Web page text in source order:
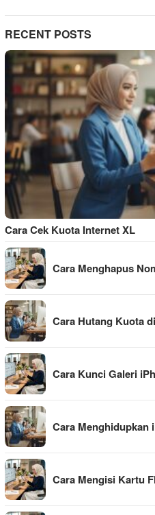
RECENT POSTS
Cara Cek Kuota Internet XL
Cara Menghapus
Cara Hutang Kuota
Cara Kunci Galeri
Cara Menghidupkan
Cara Mengisi Kartu